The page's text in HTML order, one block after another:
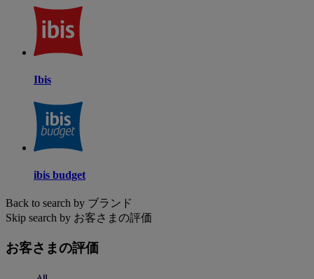
Ibis
ibis budget
Back to search by ブランド
Skip search by お客さまの評価
お客さまの評価